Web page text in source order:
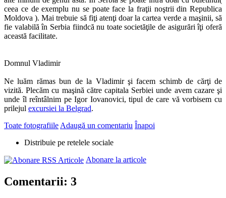
ceea ce de exemplu nu se poate face la fraţii noştrii din Republica
Moldova ). Mai trebuie să fiţi atenţi doar la cartea verde a maşinii, să
fie valabilă în Serbia fiindcă nu toate societăţile de asigurări îţi oferă
această facilitate.
Domnul Vladimir
Ne luăm rămas bun de la Vladimir şi facem schimb de cărţi de
vizită. Plecăm cu maşină către capitala Serbiei unde avem cazare şi
unde îl reîntâlnim pe Igor Iovanovici, tipul de care vă vorbisem cu
prilejul excursiei la Belgrad.
Toate fotografiile Adaugă un comentariu Înapoi
Distribuie pe retelele sociale
Abonare la articole
Comentarii: 3